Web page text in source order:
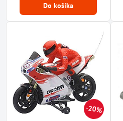
Do košíka
20%